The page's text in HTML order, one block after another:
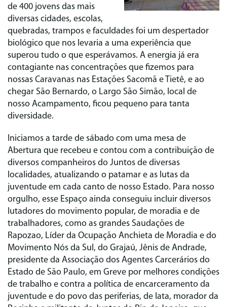
de 400 jovens das mais
diversas cidades, escolas,
quebradas, trampos e faculdades foi um despertador
biológico que nos levaria a uma experiência que
superou tudo o que esperávamos. A energia já era
contagiante nas concentrações que fizemos para
nossas Caravanas nas Estações Sacomã e Tietê, e ao
chegar São Bernardo, o Largo São Simão, local de
nosso Acampamento, ficou pequeno para tanta
diversidade.
Iniciamos a tarde de sábado com uma mesa de
Abertura que recebeu e contou com a contribuição de
diversos companheiros do Juntos de diversas
localidades, atualizando o patamar e as lutas da
juventude em cada canto de nosso Estado. Para nosso
orgulho, esse Espaço ainda conseguiu incluir diversos
lutadores do movimento popular, de moradia e de
trabalhadores, como as grandes Saudações de
Rapozao, Líder da Ocupação Anchieta de Moradia e do
Movimento Nós da Sul, do Grajaú, Jênis de Andrade,
presidente da Associação dos Agentes Carcerários do
Estado de São Paulo, em Greve por melhores condições
de trabalho e contra a política de encarceramento da
juventude e do povo das periferias, de Iata, morador da